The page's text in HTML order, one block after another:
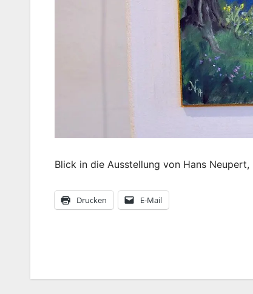
Blick in die Ausstellung von Hans
Drucken E-Mail